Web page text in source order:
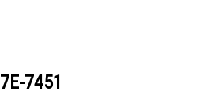
7E-7451